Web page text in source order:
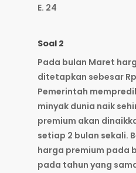
E. 24
Soal 2
Pada bulan Maret
ditetapkan sebesar
Pemerintah
minyak dunia naik
premium akan
setiap 2 bulan sekali.
harga premium pada
pada tahun yang